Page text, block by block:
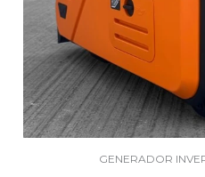
GENERADOR